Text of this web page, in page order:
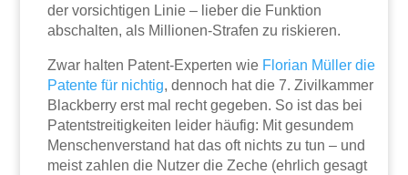
der vorsichtigen Linie – lieber die Funktion
abschalten, als Millionen-Strafen zu riskieren.
Zwar halten Patent-Experten wie Florian Müller die
Patente für nichtig, dennoch hat die 7. Zivilkammer
Blackberry erst mal recht gegeben. So ist das bei
Patentstreitigkeiten leider häufig: Mit gesundem
Menschenverstand hat das oft nichts zu tun – und
meist zahlen die Nutzer die Zeche (ehrlich gesagt